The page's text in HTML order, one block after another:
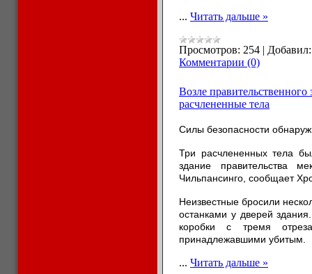
... Читать дальше »
Просмотров: 254 | Добавил:
Комментарии (0)
Возле
расчлененные тела
Силы безопасности
Три расчлененных тела
здание правительства
Чильпансинго, сообщает
Неизвестные бросили
останками у дверей
коробки с тремя
принадлежавшими убитым.
... Читать дальше »